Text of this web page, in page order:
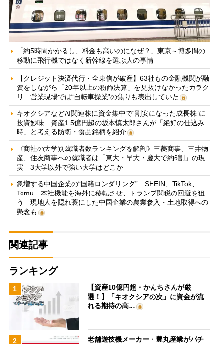
「約5時間かかるし、料金も高いのになぜ？」東京～博多間の
移動に飛行機ではなく新幹線を選ぶ人の事情
【クレジット決済代行・全東信が破産】63社もの金融機関が融
資をしながら「20年以上の粉飾決算」を見抜けなかったカラク
リ 営業現場では“自転車操業”の焦りも表出していた
キオクシアなどAI関連株に資金集中で“割安になった成長株”に
投資妙味 資産1.5億円超の坂本慎太郎さんが「絶好の仕込み
時」と考える防衛・食品銘柄を紹介
《商社の大学別就職者数ランキングを解剖》三菱商事、三井物
産、住友商事への就職者は「東大・早大・慶大で約6割」の現
実 3大学以外で強い大学はどこか
急増する中国企業の“国籍ロンダリング” SHEIN、TikTok、
Temu…本社機能を海外に移転させ、トランプ関税の回避を狙
う 現地人を隠れ蓑にした中国企業の農業参入・土地取得への
懸念も
関連記事
ランキング
1
【資産10億円超・かんちさんが厳
選！】「キオクシアの次」に資金が流
れる期待の高…
2
老舗遊技機メーカー・豊丸産業がパチ